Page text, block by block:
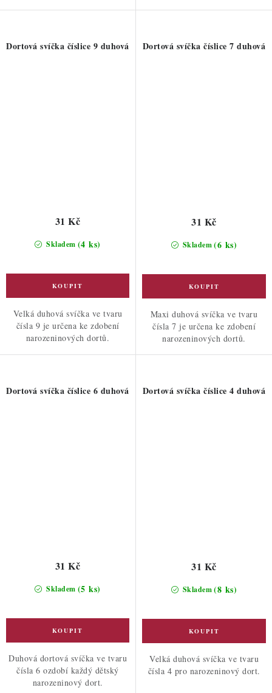
Dortová svíčka číslice 9 duhová
Skladem (4 ks)
31 Kč
Velká duhová svíčka ve tvaru
čísla 9 je určena ke zdobení
narozeninových dortů.
Dortová svíčka číslice 7 duhová
Skladem(6 ks)
31 Kč
Maxi duhová svíčka ve tvaru
čísla 7 je určena ke zdobení
narozeninových dortů.
Dortová svíčka číslice 6 duhová
Skladem (5 ks)
31 Kč
Duhová dortová svíčka ve tvaru
čísla 6 ozdobí každý dětský
narozeninový dort.
Dortová svíčka číslice 4 duhová
Skladem(8 ks)
31 Kč
Velká duhová svíčka ve tvaru
čísla 4 pro narozeninový dort.